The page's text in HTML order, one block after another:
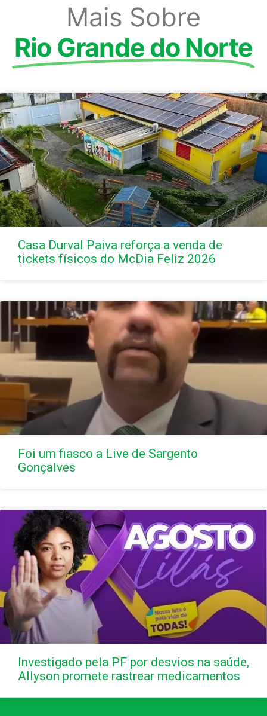
Mais Sobre
Rio Grande do Norte
Casa Durval Paiva reforça a venda de
tickets físicos do McDia Feliz 2026
Foi um fiasco a Live de Sargento
Gonçalves
Investigado pela PF por desvios na saúde,
Allyson promete rastrear medicamentos